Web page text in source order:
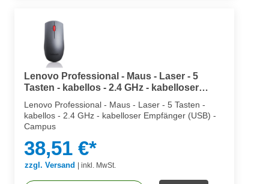
Lenovo Professional - Maus - Laser - 5
Tasten - kabellos - 2.4 GHz - kabelloser
Lenovo Professional - Maus - Laser - 5 Tasten -
kabellos - 2.4 GHz - kabelloser Empfänger (USB) -
Campus
38,51 €*
zzgl. Versand inkl. MwSt.